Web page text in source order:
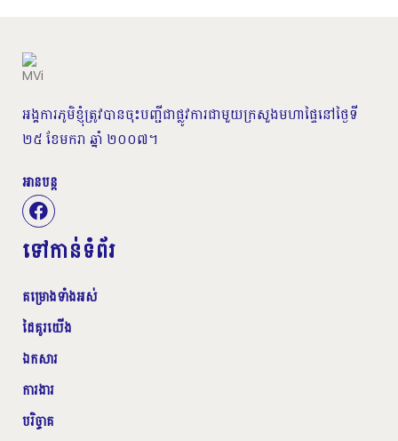
អង្គការភូមិខ្ញុំត្រូវបានចុះបញ្ជីជាផ្លូវការជាមួយក្រសួងមហាផ្ទៃនៅថ្ងៃទី
២៥ ខែមករា ឆ្នាំ ២០០៧។
អានបន្ត
ទៅកាន់ទំព័រ
គម្រោងទាំងអស់
ដៃគូរយើង
ឯកសារ
ការងារ
បរិច្ចាគ